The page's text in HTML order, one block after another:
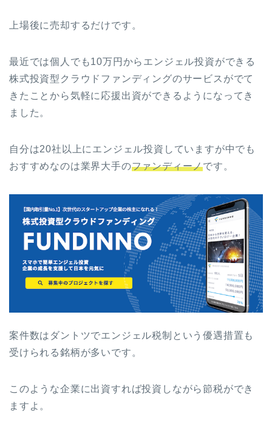
上場後に売却するだけです。
最近では個人でも10万円からエンジェル投資ができる
株式投資型クラウドファンディングのサービスがでて
きたことから気軽に応援出資ができるようになってき
ました。
自分は20社以上にエンジェル投資していますが中でも
おすすめなのは業界大手のファンディーノです。
案件数はダントツでエンジェル税制という優遇措置も
受けられる銘柄が多いです。
このような企業に出資すれば投資しながら節税ができ
ますよ。